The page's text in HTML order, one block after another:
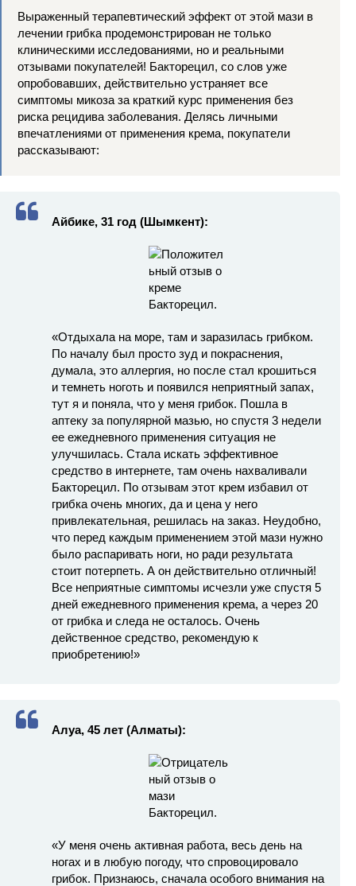
Выраженный терапевтический эффект от этой мази в
лечении грибка продемонстрирован не только
клиническими исследованиями, но и реальными
отзывами покупателей! Бакторецил, со слов уже
опробовавших, действительно устраняет все
симптомы микоза за краткий курс применения без
риска рецидива заболевания. Делясь личными
впечатлениями от применения крема, покупатели
рассказывают:
Айбике, 31 год (Шымкент):
«Отдыхала на море, там и заразилась грибком.
По началу был просто зуд и покраснения,
думала, это аллергия, но после стал крошиться
и темнеть ноготь и появился неприятный запах,
тут я и поняла, что у меня грибок. Пошла в
аптеку за популярной мазью, но спустя 3 недели
ее ежедневного применения ситуация не
улучшилась. Стала искать эффективное
средство в интернете, там очень нахваливали
Бакторецил. По отзывам этот крем избавил от
грибка очень многих, да и цена у него
привлекательная, решилась на заказ. Неудобно,
что перед каждым применением этой мази нужно
было распаривать ноги, но ради результата
стоит потерпеть. А он действительно отличный!
Все неприятные симптомы исчезли уже спустя 5
дней ежедневного применения крема, а через 20
от грибка и следа не осталось. Очень
действенное средство, рекомендую к
приобретению!»
Алуа, 45 лет (Алматы):
«У меня очень активная работа, весь день на
ногах и в любую погоду, что спровоцировало
грибок. Признаюсь, сначала особого внимания на